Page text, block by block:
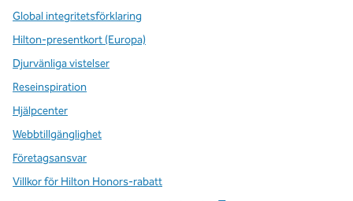
Global integritetsförklaring
Hilton-presentkort (Europa)
Djurvänliga vistelser
Reseinspiration
Hjälpcenter
Webbtillgänglighet
Företagsansvar
Villkor för Hilton Honors-rabatt